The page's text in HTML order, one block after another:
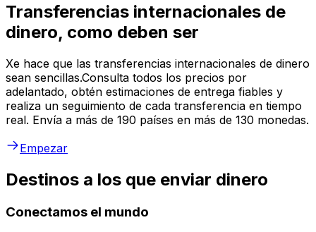
Transferencias internacionales de
dinero, como deben ser
Xe hace que las transferencias internacionales de dinero
sean sencillas.Consulta todos los precios por
adelantado, obtén estimaciones de entrega fiables y
realiza un seguimiento de cada transferencia en tiempo
real. Envía a más de 190 países en más de 130 monedas.
Empezar
Destinos a los que enviar dinero
Conectamos el mundo